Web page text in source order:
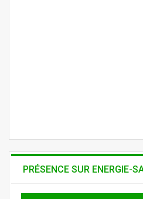
PRÉSENCE SUR ENERGIE-